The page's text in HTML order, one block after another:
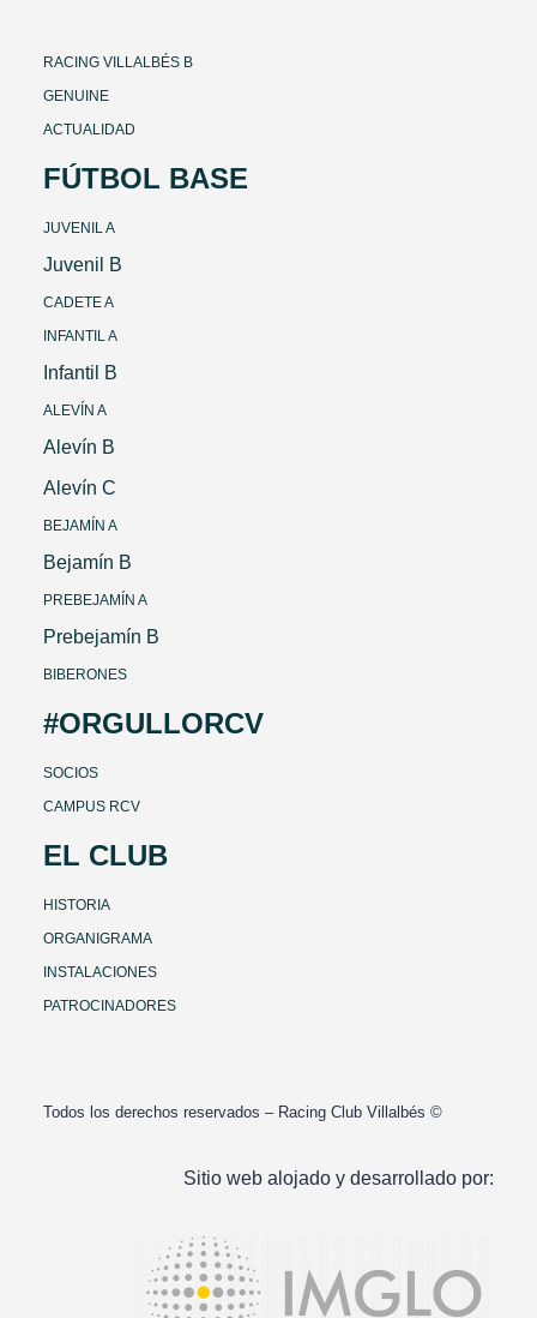
RACING VILLALBÉS B
GENUINE
ACTUALIDAD
FÚTBOL BASE
JUVENIL A
Juvenil B
CADETE A
INFANTIL A
Infantil B
ALEVÍN A
Alevín B
Alevín C
BEJAMÍN A
Bejamín B
PREBEJAMÍN A
Prebejamín B
BIBERONES
#ORGULLORCV
SOCIOS
CAMPUS RCV
EL CLUB
HISTORIA
ORGANIGRAMA
INSTALACIONES
PATROCINADORES
Todos los derechos reservados – Racing Club Villalbés ©
Sitio web alojado y desarrollado por: